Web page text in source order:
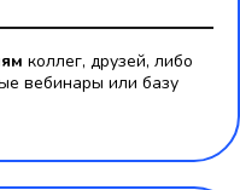
коллег, друзей, либо
вебинары или базу